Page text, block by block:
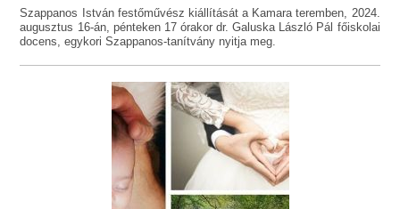
Szappanos István festőművész kiállítását a Kamara teremben, 2024.
augusztus 16-án, pénteken 17 órakor dr. Galuska László Pál főiskolai
docens, egykori Szappanos-tanítvány nyitja meg.